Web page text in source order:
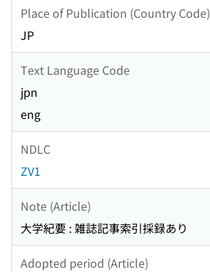
Place of Publication (Country Code)
JP
Text Language Code
jpn
eng
NDLC
ZV1
Note (Article)
大学紀要 : 雑誌記事索引採録あり
Adopted period (Article)